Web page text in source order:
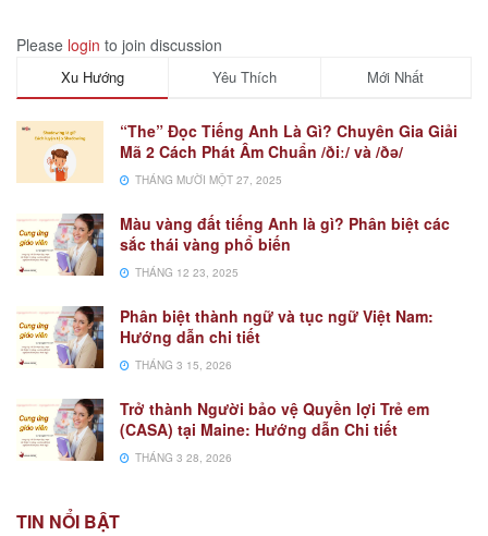
Please login to join discussion
Xu Hướng Yêu Thích Mới Nhất
“The” Đọc Tiếng Anh Là Gì? Chuyên Gia Giải
Mã 2 Cách Phát Âm Chuẩn /ðiː/ và /ðə/
THÁNG MƯỜI MỘT 27, 2025
Màu vàng đất tiếng Anh là gì? Phân biệt các
sắc thái vàng phổ biến
THÁNG 12 23, 2025
Phân biệt thành ngữ và tục ngữ Việt Nam:
Hướng dẫn chi tiết
THÁNG 3 15, 2026
Trở thành Người bảo vệ Quyền lợi Trẻ em
(CASA) tại Maine: Hướng dẫn Chi tiết
THÁNG 3 28, 2026
TIN NỔI BẬT